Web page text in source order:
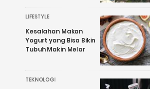
LIFESTYLE
Kesalahan Makan
Yogurt yang Bisa Bikin
Tubuh Makin Melar
TEKNOLOGI